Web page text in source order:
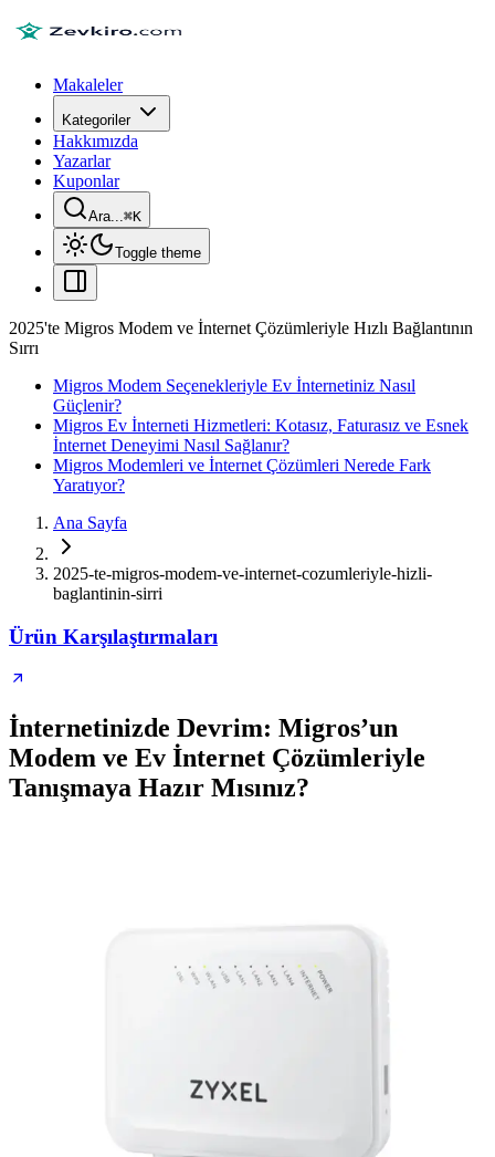
Makaleler
Kategoriler
Hakkımızda
Yazarlar
Kuponlar
Ara...⌘K
Toggle theme
2025'te Migros Modem ve İnternet Çözümleriyle Hızlı Bağlantının
Sırrı
Migros Modem Seçenekleriyle Ev İnternetiniz Nasıl
Güçlenir?
Migros Ev İnterneti Hizmetleri: Kotasız, Faturasız ve Esnek
İnternet Deneyimi Nasıl Sağlanır?
Migros Modemleri ve İnternet Çözümleri Nerede Fark
Yaratıyor?
Ana Sayfa
2025-te-migros-modem-ve-internet-cozumleriyle-hizli-
baglantinin-sirri
Ürün Karşılaştırmaları
İnternetinizde Devrim: Migros’un
Modem ve Ev İnternet Çözümleriyle
Tanışmaya Hazır Mısınız?